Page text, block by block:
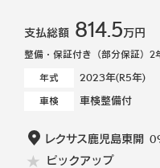
支払総額 814.5万円
整備・保証付き（部分保証）2
年式
2023年(R5年)
車検 車検整備付
レクサス鹿児島東開
ピックアップ